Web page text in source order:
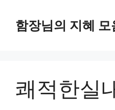
함장님의 지혜 모
쾌적한실